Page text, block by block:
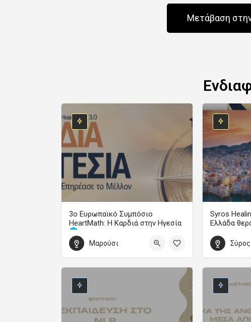
Μετάβαση
3ο Ευρωπαϊκό Συμπόσιο
HeartMath: Η Καρδιά στην Ηγεσία
Οδήγησε την Αλλαγή και Επηρέασε το Μέλλον
30 Οκτωβρίου 2026 14:00 - 1 Νοεμβρίου 2026 19:00
Μαρούσι
Syros
Ελλάδα
1 Οκτωβρίου
Σύρος